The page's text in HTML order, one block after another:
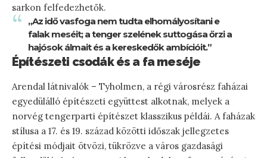
sarkon felfedezhetők.
„Az idő vasfoga nem tudta elhomályosítani e
falak meséit; a tenger szelének suttogása őrzi a
hajósok álmait és a kereskedők ambícióit.”
Építészeti csodák és a fa meséje
Arendal látnivalók – Tyholmen, a régi városrész faházai
egyedülálló építészeti együttest alkotnak, melyek a
norvég tengerparti építészet klasszikus példái. A faházak
stílusa a 17. és 19. század közötti időszak jellegzetes
építési módjait ötvözi, tükrözve a város gazdasági